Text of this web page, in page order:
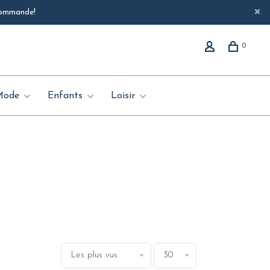
0
Enfants Loisir
Les plus vus 30